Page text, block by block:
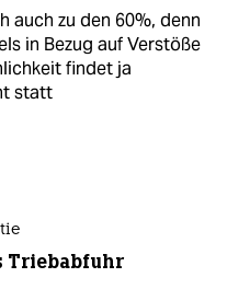
auch zu den 60%, denn
in Bezug auf Verstöße
findet ja
statt
Triebabfuhr